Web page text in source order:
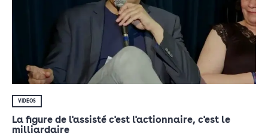
VIDÉOS
La figure de l'assisté c'est l'actionnaire, c'est le
milliardaire